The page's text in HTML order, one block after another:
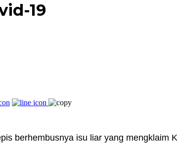
19
berhembusnya isu liar yang mengklaim